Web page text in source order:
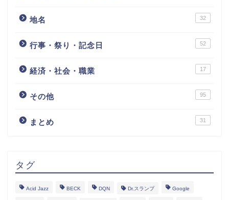
地名 32
行事・祭り・記念日 52
経済・社会・職業 17
その他 95
まとめ 31
タグ
Acid Jazz BECK DQN Dr.スランプ Google